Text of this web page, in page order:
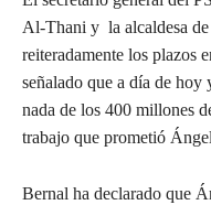
Al-Thani y la alcaldesa de
reiteradamente los plazos
señalado que a día de hoy
nada de los 400 millones
trabajo que prometió
Bernal ha declarado que